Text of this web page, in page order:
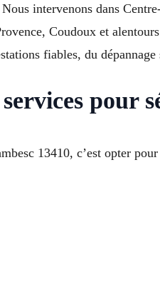
intervenons dans
Coudoux et
fiables, du
pour
13410, c’est opter